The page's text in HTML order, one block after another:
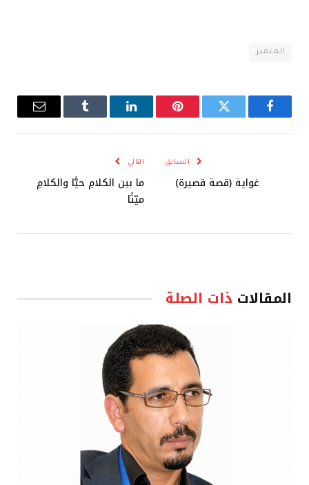
المتميز
فيسبوك تويتر بينتيريستلينكدإن Tumblr
البريد
السابق
غواية (قصة قصيرة)
التالي
ما بين الكلامِ حيًّا والكلامِ
ميّتًا
المقالات ذات الصلة